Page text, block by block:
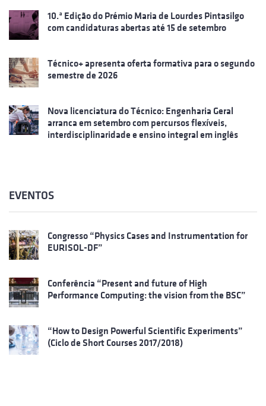
10.ª Edição do Prémio Maria de Lourdes Pintasilgo
com candidaturas abertas até 15 de setembro
Técnico+ apresenta oferta formativa para o segundo
semestre de 2026
Nova licenciatura do Técnico: Engenharia Geral
arranca em setembro com percursos flexíveis,
interdisciplinaridade e ensino integral em inglês
EVENTOS
Congresso “Physics Cases and Instrumentation for
EURISOL-DF”
Conferência “Present and future of High
Performance Computing: the vision from the BSC”
“How to Design Powerful Scientific Experiments”
(Ciclo de Short Courses 2017/2018)